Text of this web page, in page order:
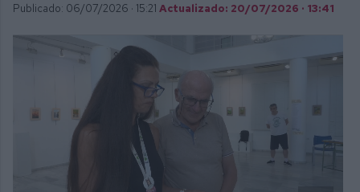
Publicado: 06/07/2026 · 15:21 Actualizado: 20/07/2026 · 13:41